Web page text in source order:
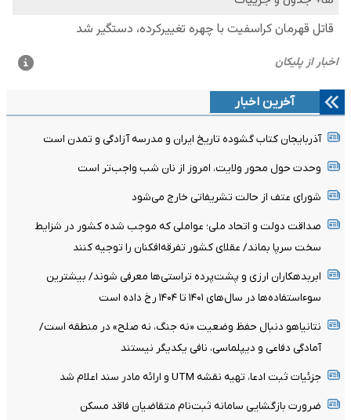
آخرین اخبار
آذربایجان کتاب گشوده تاریخ ایران و مدرسه آزادگی و تمدن است
وحدت حول محور ولایت، امروز از نان شب واجب‌تر است
شورای عتف از حالت تشریفاتی خارج می‌شود
صداقت دولت و اتحاد ملی؛ عواملی که موجب شده کشور در شزایط
سخت سرپا بماند/ عقلای کشور تفرقه‌افکنان را توجیه کنند
ابربدهکاران ارزی و پشت‌پرده تراستی‌ها معرفی شوند/ بیشترین
سوءاستفاده‌ها در سال‌های ۱۴۰۱ تا ۱۴۰۴ رخ داده است
نتانیاهو دنبال حفظ وضعیت «نه جنگ، نه صلح» در منطقه است/
آمادگی دفاعی و دیپلماسی، نافی یکدیگر نیستند
جزئیات ثبت ادعا، تهیه نقشه UTM و ارائه مادر سند اعلام شد
ضرورت بازگشایی سامانه ثبت‌نام متقاضیان فاقد مسکن